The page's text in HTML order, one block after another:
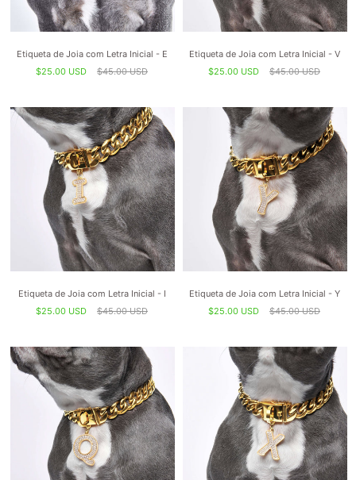
Etiqueta de Joia com Letra Inicial - E
$25.00 USD
$45.00 USD
Etiqueta de Joia com Letra Inicial - V
$25.00 USD
$45.00 USD
Etiqueta de Joia com Letra Inicial - I
$25.00 USD
$45.00 USD
Etiqueta de Joia com Letra Inicial - Y
$25.00 USD
$45.00 USD